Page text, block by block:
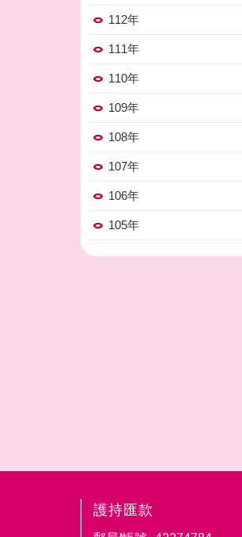
112年
111年
110年
109年
108年
107年
106年
105年
護持匯款